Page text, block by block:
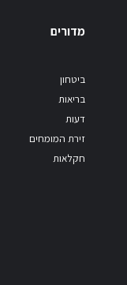
מדורים
ביטחון
בריאות
דעות
זירת המומחים
חקלאות